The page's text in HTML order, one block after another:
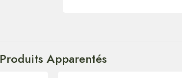
Produits Apparentés